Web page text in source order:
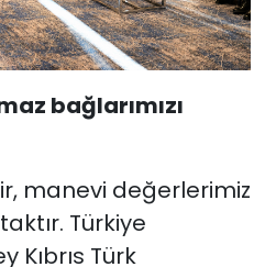
bağlarımızı
manevi değerlerimiz
Türkiye
Kıbrıs Türk